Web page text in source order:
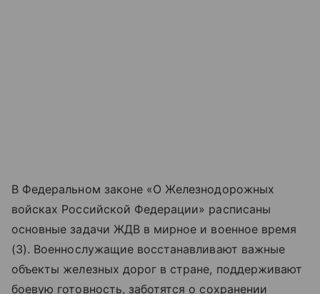
В Федеральном законе «‎‎О Железнодорожных
войсках Российской Федерации» расписаны
основные задачи ЖДВ в мирное и военное время
(3). Военнослужащие восстанавливают важные
объекты железных дорог в стране, поддерживают
боевую готовность, заботятся о сохранении